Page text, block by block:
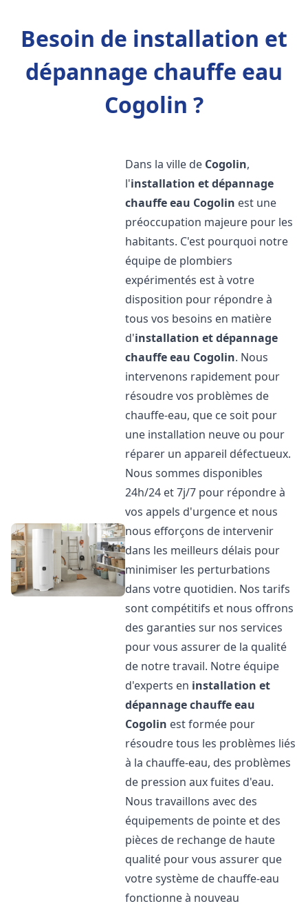
Besoin de installation et
dépannage chauffe eau
Cogolin ?
Dans la ville de Cogolin,
l'installation et dépannage
chauffe eau Cogolin est une
préoccupation majeure pour les
habitants. C'est pourquoi notre
équipe de plombiers
expérimentés est à votre
disposition pour répondre à
tous vos besoins en matière
d'installation et dépannage
chauffe eau Cogolin. Nous
intervenons rapidement pour
résoudre vos problèmes de
chauffe-eau, que ce soit pour
une installation neuve ou pour
réparer un appareil défectueux.
Nous sommes disponibles
24h/24 et 7j/7 pour répondre à
vos appels d'urgence et nous
nous efforçons de intervenir
dans les meilleurs délais pour
minimiser les perturbations
dans votre quotidien. Nos tarifs
sont compétitifs et nous offrons
des garanties sur nos services
pour vous assurer de la qualité
de notre travail. Notre équipe
d'experts en installation et
dépannage chauffe eau
Cogolin est formée pour
résoudre tous les problèmes liés
à la chauffe-eau, des problèmes
de pression aux fuites d'eau.
Nous travaillons avec des
équipements de pointe et des
pièces de rechange de haute
qualité pour vous assurer que
votre système de chauffe-eau
fonctionne à nouveau